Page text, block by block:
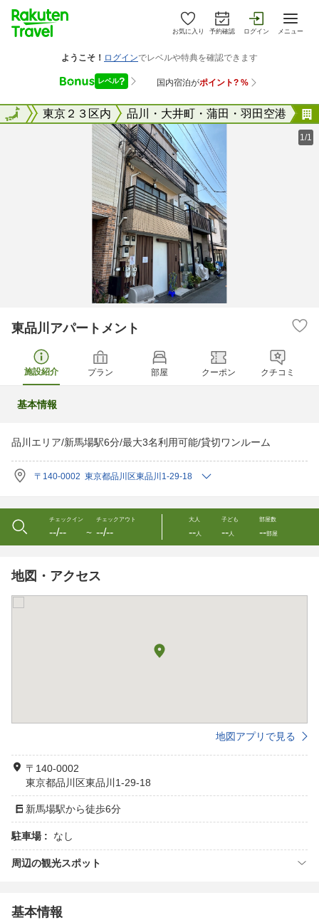
お気に入り 予約確認 ログイン メニュー
京都 東京２３区内 品川・大井町・蒲田・羽田空港
全国
1/1
東品川アパートメント
施設紹介 プラン 部屋 クーポン クチコミ
基本情報
品川エリア/新馬場駅6分/最大3名利用可能/貸切ワンルーム
〒140-0002 東京都品川区東品川1-29-18
チェックイン
--/-- 〜
チェックアウト
--/--
大人
--人
子ども
--人
部屋数
--部屋
地図・アクセス
地図アプリで見る
〒140-0002
東京都品川区東品川1-29-18
新馬場駅から徒歩6分
駐車場 : なし
周辺の観光スポット
基本情報